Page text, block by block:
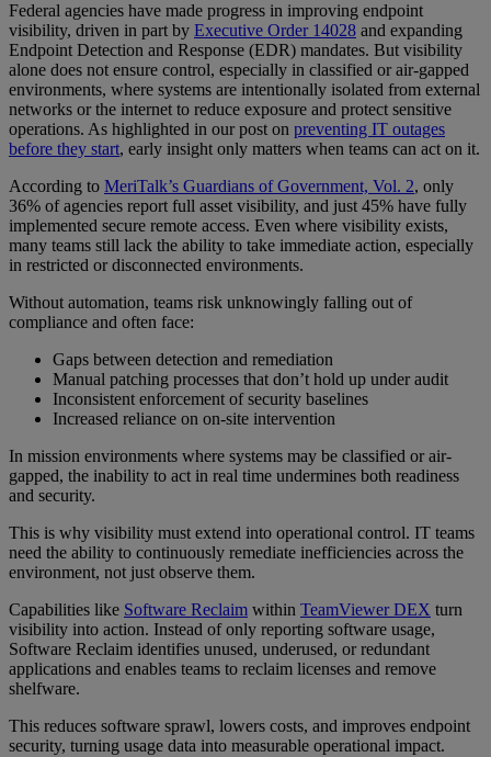
Federal agencies have made progress in improving endpoint
visibility, driven in part by Executive Order 14028 and expanding
Endpoint Detection and Response (EDR) mandates. But visibility
alone does not ensure control, especially in classified or air-gapped
environments, where systems are intentionally isolated from external
networks or the internet to reduce exposure and protect sensitive
operations. As highlighted in our post on preventing IT outages
before they start, early insight only matters when teams can act on it.
According to MeriTalk’s Guardians of Government, Vol. 2, only
36% of agencies report full asset visibility, and just 45% have fully
implemented secure remote access. Even where visibility exists,
many teams still lack the ability to take immediate action, especially
in restricted or disconnected environments.
Without automation, teams risk unknowingly falling out of
compliance and often face:
Gaps between detection and remediation
Manual patching processes that don’t hold up under audit
Inconsistent enforcement of security baselines
Increased reliance on on-site intervention
In mission environments where systems may be classified or air-
gapped, the inability to act in real time undermines both readiness
and security.
This is why visibility must extend into operational control. IT teams
need the ability to continuously remediate inefficiencies across the
environment, not just observe them.
Capabilities like Software Reclaim within TeamViewer DEX turn
visibility into action. Instead of only reporting software usage,
Software Reclaim identifies unused, underused, or redundant
applications and enables teams to reclaim licenses and remove
shelfware.
This reduces software sprawl, lowers costs, and improves endpoint
security, turning usage data into measurable operational impact.